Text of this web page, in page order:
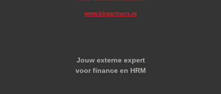
www.kkpartners.nl
Jouw externe expert
voor finance en HRM